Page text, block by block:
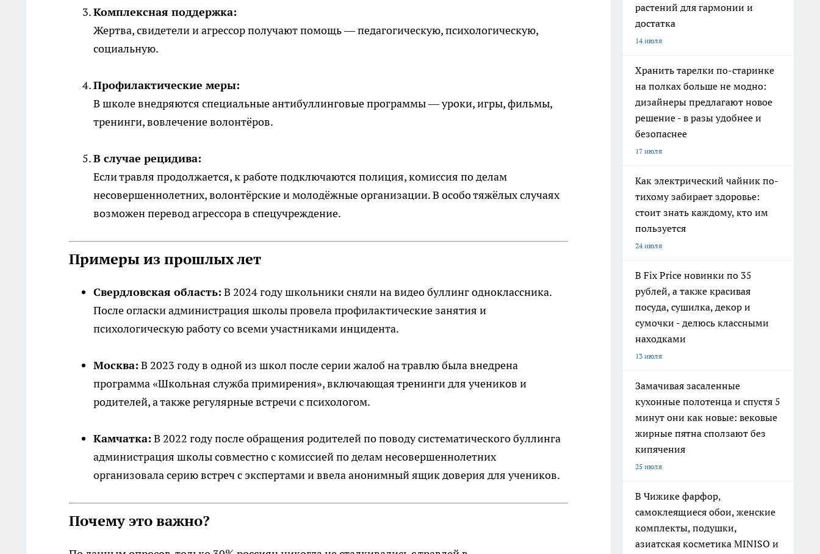
Комплексная поддержка:
Жертва, свидетели и агрессор получают помощь — педагогическую, психологическую,
социальную.
Профилактические меры:
В школе внедряются специальные антибуллинговые программы — уроки, игры, фильмы,
тренинги, вовлечение волонтёров.
В случае рецидива:
Если травля продолжается, к работе подключаются полиция, комиссия по делам
несовершеннолетних, волонтёрские и молодёжные организации. В особо тяжёлых случаях
возможен перевод агрессора в спецучреждение.
Примеры из прошлых лет
Свердловская область: В 2024 году школьники сняли на видео буллинг одноклассника.
После огласки администрация школы провела профилактические занятия и
психологическую работу со всеми участниками инцидента.
Москва: В 2023 году в одной из школ после серии жалоб на травлю была внедрена
программа «Школьная служба примирения», включающая тренинги для учеников и
родителей, а также регулярные встречи с психологом.
Камчатка: В 2022 году после обращения родителей по поводу систематического буллинга
администрация школы совместно с комиссией по делам несовершеннолетних
организовала серию встреч с экспертами и ввела анонимный ящик доверия для учеников.
Почему это важно?
растений для гармонии и
достатка
14 июля
Хранить тарелки по-старинке
на полках больше не модно:
дизайнеры предлагают новое
решение - в разы удобнее и
безопаснее
17 июля
Как электрический чайник по-
тихому забирает здоровье:
стоит знать каждому, кто им
пользуется
24 июля
В Fix Price новинки по 35
рублей, а также красивая
посуда, сушилка, декор и
сумочки - делюсь классными
находками
13 июля
Замачивая засаленные
кухонные полотенца и спустя 5
минут они как новые: вековые
жирные пятна сползают без
кипячения
25 июля
В Чижике фарфор,
самоклеящиеся обои, женские
комплекты, подушки,
азиатская косметика MINISO и